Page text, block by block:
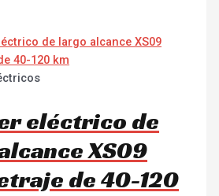
eléctrico de
XS09
de 40-120